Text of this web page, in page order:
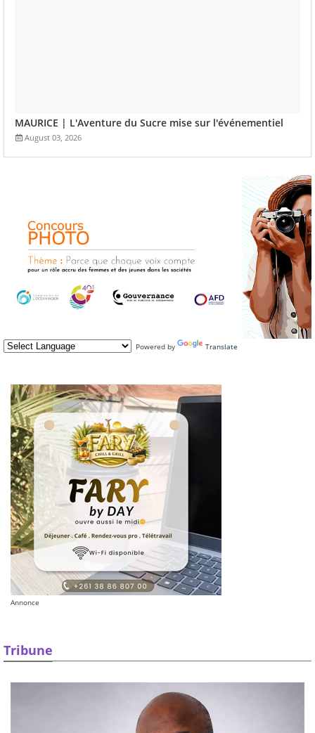
MAURICE | L'Aventure du Sucre mise sur l'événementiel
August 03, 2026
Powered by Translate
Annonce
Tribune